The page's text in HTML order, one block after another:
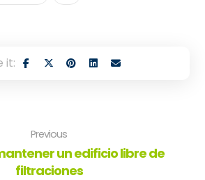
Previous
un edificio libre de
filtraciones